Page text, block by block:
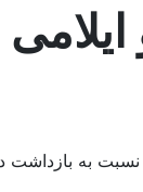
ايلام با صدور